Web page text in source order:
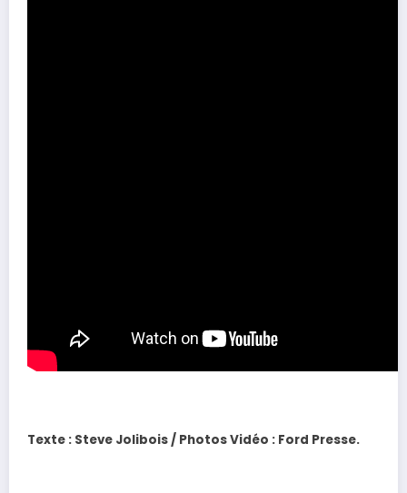
Texte : Steve Jolibois / Photos Vidéo : Ford Presse.